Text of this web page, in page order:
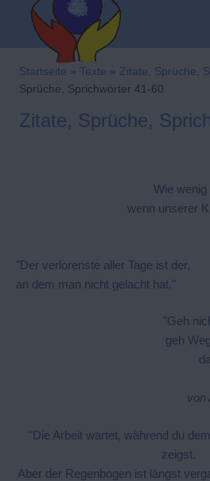
springen
Startseite » Texte » Zitate, Sprüche,
Sprüche, Sprichwörter 41-60
Zitate, Sprüche,
Wie
wenn unserer
"Der verlorenste aller Tage ist der,
an dem man nicht gelacht hat."
"Geh
geh
von
"Die Arbeit wartet, während du
zeigst.
Aber der Regenbogen ist längst